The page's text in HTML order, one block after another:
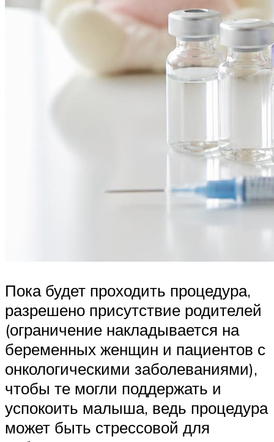
Пока будет проходить процедура,
разрешено присутствие родителей
(ограничение накладывается на
беременных женщин и пациентов с
онкологическими заболеваниями),
чтобы те могли поддержать и
успокоить малыша, ведь процедура
может быть стрессовой для